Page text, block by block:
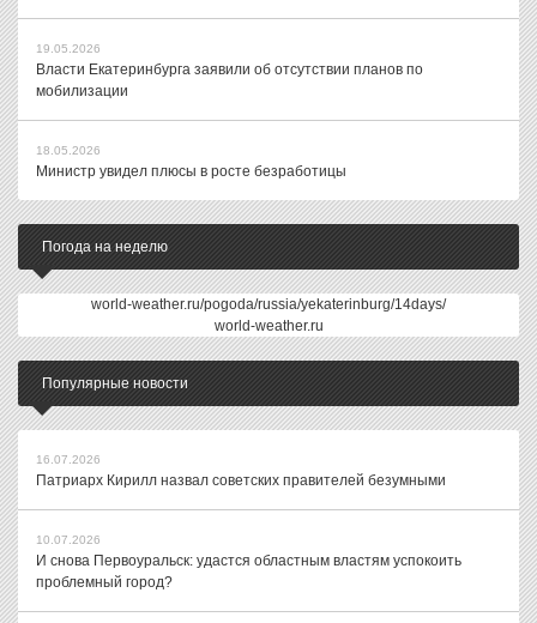
19.05.2026
Власти Екатеринбурга заявили об отсутствии планов по
мобилизации
18.05.2026
Министр увидел плюсы в росте безработицы
Погода на неделю
world-weather.ru/pogoda/russia/yekaterinburg/14days/
world-weather.ru
Популярные новости
16.07.2026
Патриарх Кирилл назвал советских правителей безумными
10.07.2026
И снова Первоуральск: удастся областным властям успокоить
проблемный город?